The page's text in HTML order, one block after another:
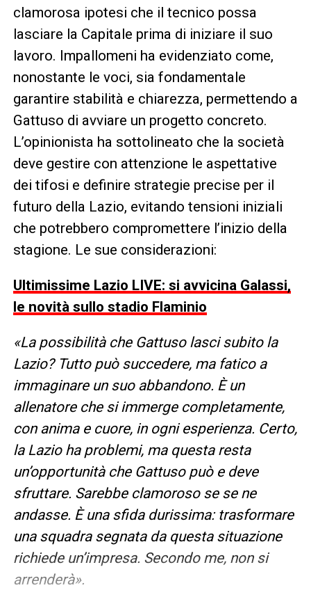
clamorosa ipotesi che il tecnico possa
lasciare la Capitale prima di iniziare il suo
lavoro. Impallomeni ha evidenziato come,
nonostante le voci, sia fondamentale
garantire stabilità e chiarezza, permettendo a
Gattuso di avviare un progetto concreto.
L’opinionista ha sottolineato che la società
deve gestire con attenzione le aspettative
dei tifosi e definire strategie precise per il
futuro della Lazio, evitando tensioni iniziali
che potrebbero compromettere l’inizio della
stagione. Le sue considerazioni:
Ultimissime Lazio LIVE: si avvicina Galassi,
le novità sullo stadio Flaminio
«La possibilità che Gattuso lasci subito la
Lazio? Tutto può succedere, ma fatico a
immaginare un suo abbandono. È un
allenatore che si immerge completamente,
con anima e cuore, in ogni esperienza. Certo,
la Lazio ha problemi, ma questa resta
un’opportunità che Gattuso può e deve
sfruttare. Sarebbe clamoroso se se ne
andasse. È una sfida durissima: trasformare
una squadra segnata da questa situazione
richiede un’impresa. Secondo me, non si
arrenderà».